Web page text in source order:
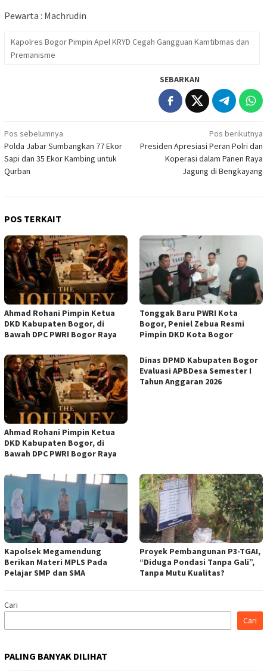
Pewarta : Machrudin
Kapolres Bogor Pimpin Apel KRYD Cegah Gangguan Kamtibmas dan
Premanisme
SEBARKAN
Navigasi
pos
Pos sebelumnya
Polda Jabar Sumbangkan 77 Ekor
Sapi dan 35 Ekor Kambing untuk
Qurban
Pos berikutnya
Presiden Apresiasi Peran Polri dan
Koperasi dalam Panen Raya
Jagung di Bengkayang
POS TERKAIT
Ahmad Rohani Pimpin Ketua
DKD Kabupaten Bogor, di
Bawah DPC PWRI Bogor Raya
Tonggak Baru PWRI Kota
Bogor, Peniel Zebua Resmi
Pimpin DKD Kota Bogor
Ahmad Rohani Pimpin Ketua
DKD Kabupaten Bogor, di
Bawah DPC PWRI Bogor Raya
Dinas DPMD Kabupaten Bogor
Evaluasi APBDesa Semester I
Tahun Anggaran 2026
Kapolsek Megamendung
Berikan Materi MPLS Pada
Pelajar SMP dan SMA
Proyek Pembangunan P3-TGAI,
“Diduga Pondasi Tanpa Gali”,
Tanpa Mutu Kualitas?
Cari
Cari
PALING BANYAK DILIHAT